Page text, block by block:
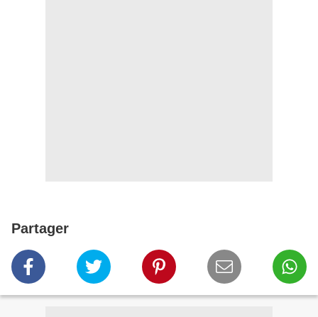
Partager